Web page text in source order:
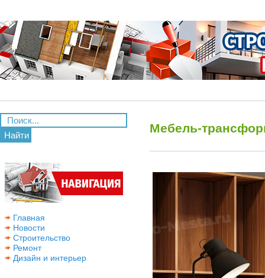
Найти
Главная
Новости
Строительство
Ремонт
Дизайн и интерьер
Мебель-